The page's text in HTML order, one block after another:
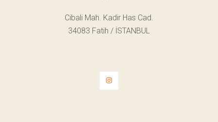
Cibali Mah. Kadir Has Cad.
34083 Fatih / İSTANBUL